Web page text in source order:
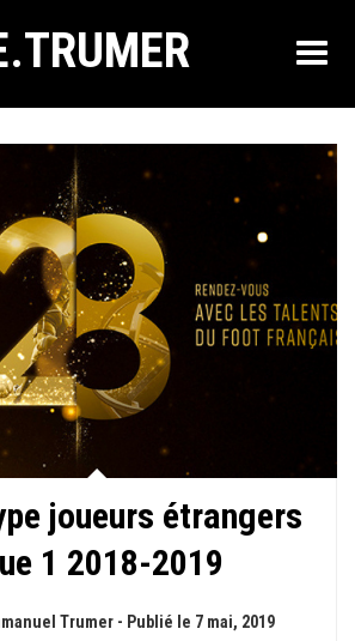
joueurs étrangers
1 2018-2019
Trumer - Publié le 7 mai, 2019